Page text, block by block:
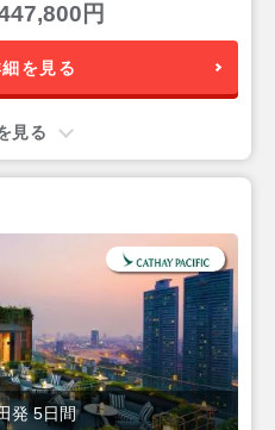
円
を見る
見る
発 5日間